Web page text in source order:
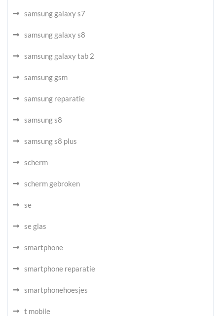
samsung galaxy s7
samsung galaxy s8
samsung galaxy tab 2
samsung gsm
samsung reparatie
samsung s8
samsung s8 plus
scherm
scherm gebroken
se
se glas
smartphone
smartphone reparatie
smartphonehoesjes
t mobile